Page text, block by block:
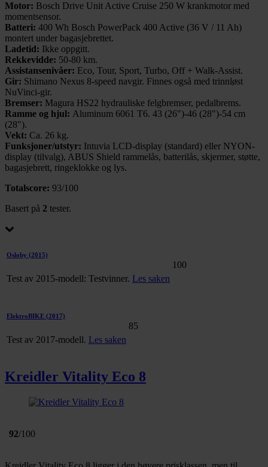
Motor: Bosch Drive Unit Active Cruise 250 W krankmotor med
momentsensor.
Batteri: 400 Wh Bosch PowerPack 400 Active (36 V / 11 Ah)
montert under bagasjebrettet.
Ladetid: Ikke oppgitt.
Rekkevidde: 50-80 km.
Assistansenivåer: Eco, Tour, Sport, Turbo, Off + Walk-Assist.
Gir: Shimano Nexus 8-speed navgir. Finnes også med trinnløst
NuVinci-gir.
Bremser: Magura HS22 hydrauliske felgbremser, pedalbrems.
Ramme og hjul: Aluminum 6061 T6. 43 (26")-46 (28")-54 cm
(28").
Vekt: Ca. 26 kg.
Funksjoner/utstyr: Intuvia LCD-display (standard) eller NYON-
display (tilvalg), ABUS Shield rammelås, batterilås, skjermer, støtte,
bagasjebrett, ringeklokke og lys.
Totalscore: 93/100
Basert på 2 tester.
Osloby (2015)
Test av 2015-modell: Testvinner. Les saken
100
ElektroBIKE (2017)
Test av 2017-modell. Les saken
85
Kreidler Vitality Eco 8
92/100